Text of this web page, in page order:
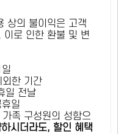
상의 불이익은 고객
이로 인한 환불 및 변
한 기간
일 전날
일
족 구성원의 성함으
시더라도, 할인 혜택